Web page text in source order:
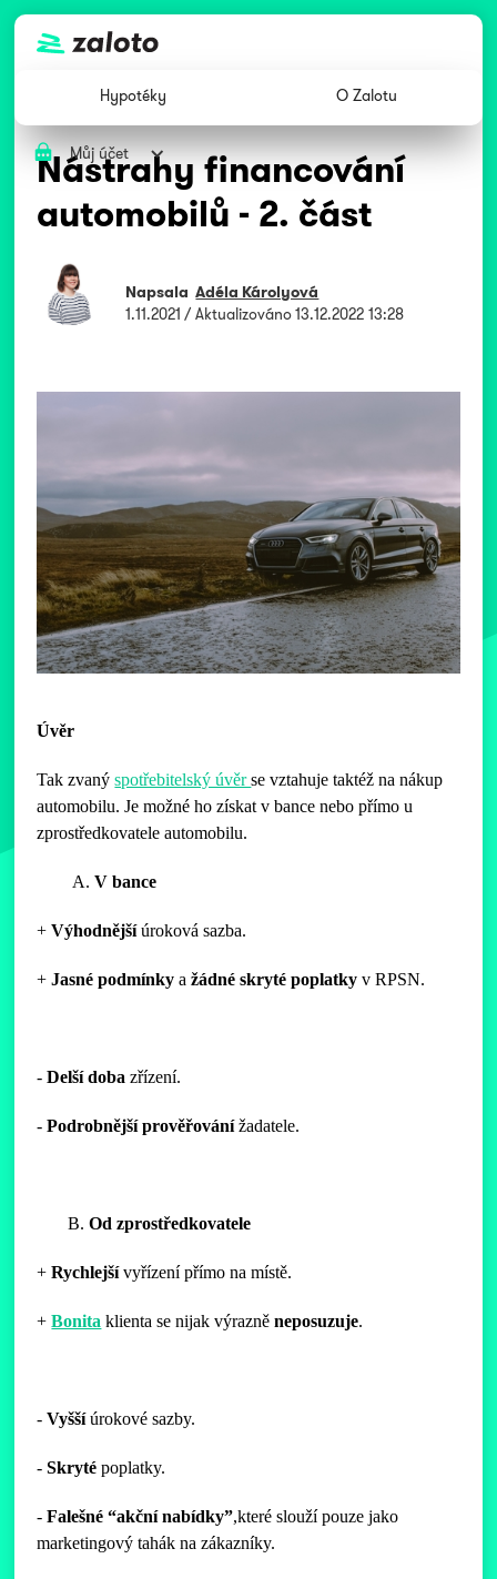
Hypotéky O Zalotu
Můj účet
Nástrahy financování
automobilů - 2. část
Napsala Adéla Károlyová
1.11.2021 / Aktualizováno13.12.2022 13:28
Úvěr
Tak zvanýspotřebitelský úvěrse vztahuje taktéž na nákup
automobilu. Je možné ho získat v bance nebo přímo u
zprostředkovatele automobilu.
A. V bance
+ Výhodnějšíúroková sazba.
+Jasné podmínky ažádné skryté poplatky v RPSN.
-Delší doba zřízení.
-Podrobnější prověřovánížadatele.
B.Od zprostředkovatele
+Rychlejšívyřízení přímo na místě.
+Bonita klienta se nijak výrazněneposuzuje.
-Vyššíúrokové sazby.
-Skryté poplatky.
-Falešné “akční nabídky”,které slouží pouze jako
marketingový tahák na zákazníky.